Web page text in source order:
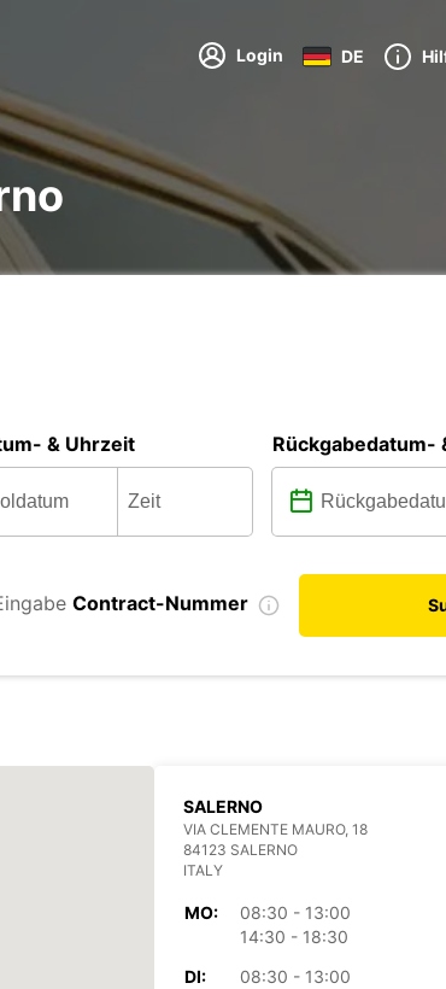
Login DE
& Uhrzeit Rückgabedatum-
Contract-Nummer
SALERNO
VIA CLEMENTE MAURO, 18
84123 SALERNO
ITALY
MO:
08:30 - 13:00
14:30 - 18:30
DI:
08:30 - 13:00